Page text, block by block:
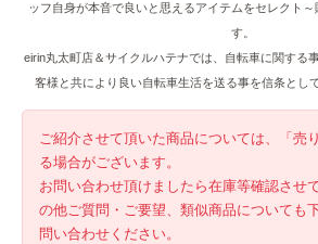
ッフ自身が本音で良いと思えるアイテムをセレクト
す。
eirin丸太町店＆サイクルハテナでは、自転車に関する
客様と共により良い自転車生活を送る事を信条とし
ご紹介させて頂いた商品については、「売
る場合がございます。
お問い合わせ頂けましたら在庫等確認させ
の他ご質問・ご要望、類似商品についても
問い合わせください。